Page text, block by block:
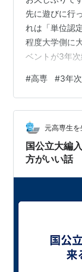
先に遊びに行
れは「単位認
程度大学側に
ベントが3年
内でも学部・
認定してくれ
す。 我が子は
通常の学部生
した。 大学で
のBとCの科目
#高専 #3年
元高専生
国公立大編
方がいい話